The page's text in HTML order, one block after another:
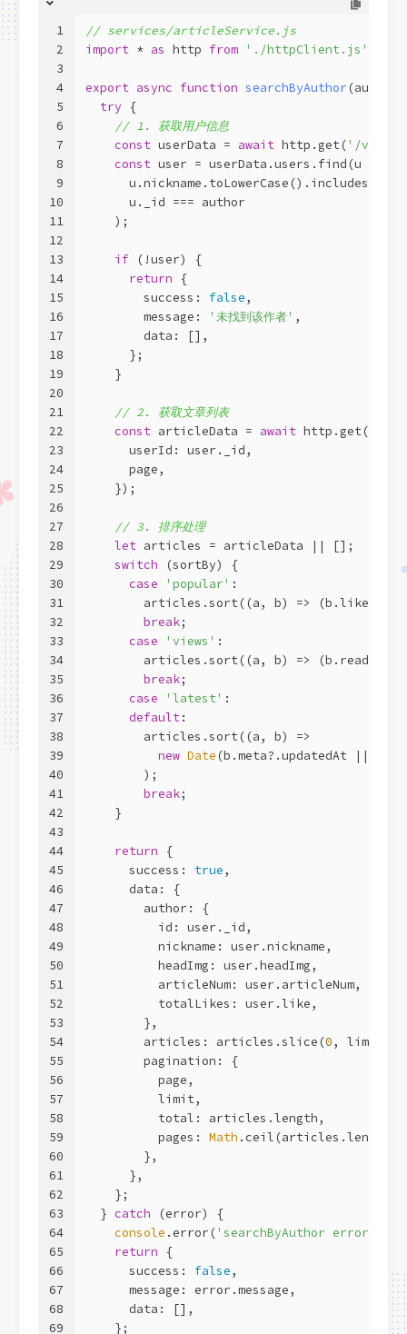
1
2
3
4
5
6
7
8
9
10
11
12
13
14
15
16
17
18
19
20
21
22
23
24
25
26
27
28
29
30
31
32
33
34
35
36
37
38
39
40
41
42
43
44
45
46
47
48
49
50
51
52
53
54
55
56
57
58
59
60
61
62
63
64
65
66
67
68
69
// services/articleService.js
import * as http from './httpClient.js'
export async function searchByAuthor (
try {
// 1. 获取用户信息
const userData = await http.get('/view/
const user = userData.users.find(u
      u._id === author
    );
if (!user) {
return {
        success:
false,
        message:
'未找到该作者' ,
        data: [],
      };
    }
// 2. 获取文章列表
const articleData = await http.get(
      userId: user._id,
      page,
    });
// 3. 排序处理
let articles = articleData || [];
switch (sortBy) {
case
'popular' :
        articles.sort(
(a, b) =>
break;
case
'views' :
        articles.sort(
(a, b) =>
break;
case
'latest' :
default:
        articles.sort(
(a, b) =>
new Date (b.meta?.updatedAt ||
        );
break;
    }
return {
      success:
true,
      data: {
        author: {
          id: user._id,
          nickname: user.nickname,
          headImg: user.headImg,
          articleNum: user.articleNum,
          totalLikes: user.like,
        },
        articles: articles.slice(
0, limit),
        pagination: {
          page,
          limit,
          total: articles.length,
          pages:
Math .ceil(articles.length
        },
      },
    };
  }
catch (error) {
console .error('searchByAuthor error:'
return {
      success:
false,
      message: error.message,
      data: [],
    };